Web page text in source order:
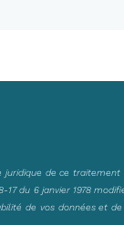
juridique de ce
du 6 janvier 1978
de vos données et